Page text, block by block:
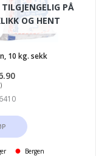
PÅ
OG HENT
10 kg. sekk
Bergen